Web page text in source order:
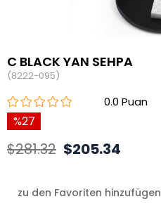
C BLACK YAN SEHPA
(8222-095)
0.0
27
$281.32 $205.34
zu den Favoriten hinzufügen